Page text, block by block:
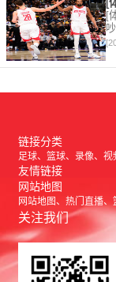
[
链接分类
足球 篮球 录像 视
友情链接
网站地图
网站地图 热门直播
关注我们